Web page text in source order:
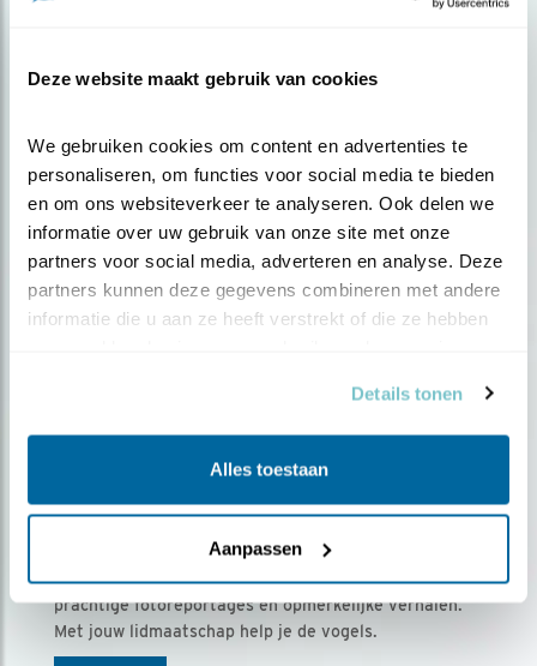
Deze website maakt gebruik van cookies
We gebruiken cookies om content en advertenties te
personaliseren, om functies voor social media te bieden
en om ons websiteverkeer te analyseren. Ook delen we
informatie over uw gebruik van onze site met onze
partners voor social media, adverteren en analyse. Deze
partners kunnen deze gegevens combineren met andere
informatie die u aan ze heeft verstrekt of die ze hebben
Details tonen
Alles toestaan
Aanpassen
over vogels en activiteiten van Vogelbescherming.
Ontvang 5 x Vogels voor € 36,00 per jaar
Vogels is het tijdschrift voor onze leden, met
prachtige fotoreportages en opmerkelijke verhalen.
Met jouw lidmaatschap help je de vogels.